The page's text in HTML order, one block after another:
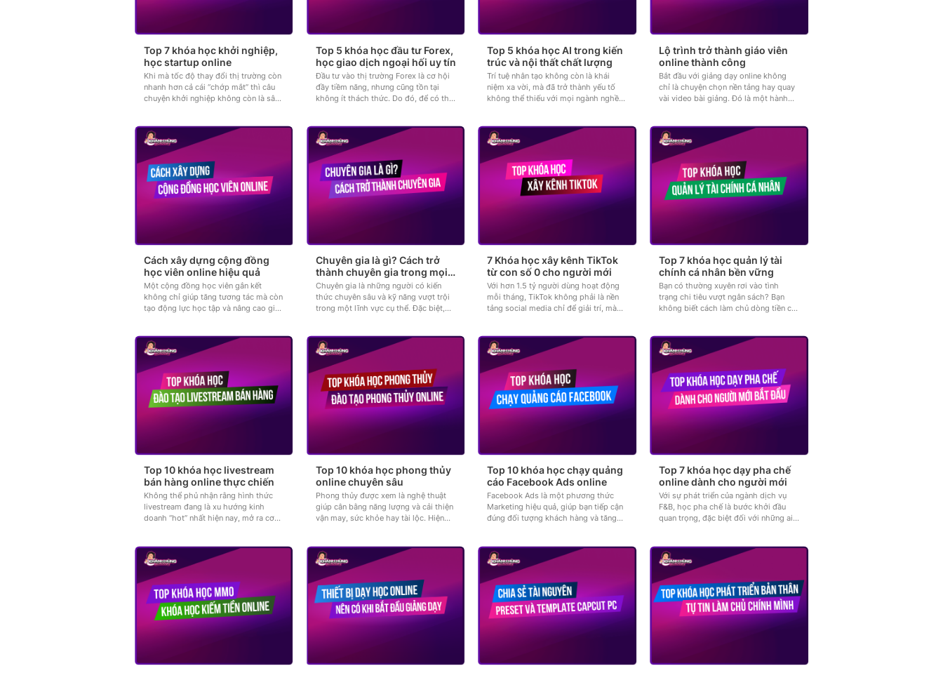
Top 7 khóa học khởi nghiệp,
học startup online
Khi mà tốc độ thay đổi thị trường còn
nhanh hơn cả cái “chớp mắt” thì câu
chuyện khởi nghiệp không còn là sân
Top 5 khóa học đầu tư Forex,
học giao dịch ngoại hối uy tín
Đầu tư vào thị trường Forex là cơ hội
đầy tiềm năng, nhưng cũng tồn tại
không ít thách thức. Do đó, để có thể
Top 5 khóa học AI trong kiến
trúc và nội thất chất lượng
Trí tuệ nhân tạo không còn là khái
niệm xa vời, mà đã trở thành yếu tố
không thể thiếu với mọi ngành nghề
Lộ trình trở thành giáo viên
online thành công
Bắt đầu với giảng dạy online không
chỉ là chuyện chọn nền tảng hay quay
vài video bài giảng. Đó là một hành
Cách xây dựng cộng đồng
học viên online hiệu quả
Một cộng đồng học viên gắn kết
không chỉ giúp tăng tương tác mà còn
tạo động lực học tập và nâng cao giá
Chuyên gia là gì? Cách trở
thành chuyên gia trong mọi
lĩnh vực
Chuyên gia là những người có kiến
thức chuyên sâu và kỹ năng vượt trội
trong một lĩnh vực cụ thể. Đặc biệt,
7 Khóa học xây kênh TikTok
từ con số 0 cho người mới
Với hơn 1.5 tỷ người dùng hoạt động
mỗi tháng, TikTok không phải là nền
tảng social media chỉ để giải trí, mà
Top 7 khóa học quản lý tài
chính cá nhân bền vững
Bạn có thường xuyên rơi vào tình
trạng chi tiêu vượt ngân sách? Bạn
không biết cách làm chủ dòng tiền cá
Top 10 khóa học livestream
bán hàng online thực chiến
Không thể phủ nhận rằng hình thức
livestream đang là xu hướng kinh
doanh “hot” nhất hiện nay, mở ra cơ
Top 10 khóa học phong thủy
online chuyên sâu
Phong thủy được xem là nghệ thuật
giúp cân bằng năng lượng và cải thiện
vận may, sức khỏe hay tài lộc. Hiện
Top 10 khóa học chạy quảng
cáo Facebook Ads online
Facebook Ads là một phương thức
Marketing hiệu quả, giúp bạn tiếp cận
đúng đối tượng khách hàng và tăng
Top 7 khóa học dạy pha chế
online dành cho người mới
Với sự phát triển của ngành dịch vụ
F&B, học pha chế là bước khởi đầu
quan trọng, đặc biệt đối với những ai